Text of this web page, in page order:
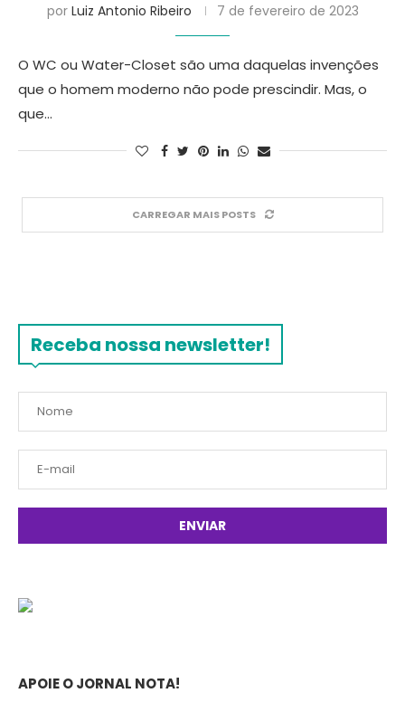
por Luiz Antonio Ribeiro 7 de fevereiro de 2023
O WC ou Water-Closet são uma daquelas invenções
que o homem moderno não pode prescindir. Mas, o
que…
CARREGAR MAIS POSTS
Receba nossa newsletter!
APOIE O JORNAL NOTA!